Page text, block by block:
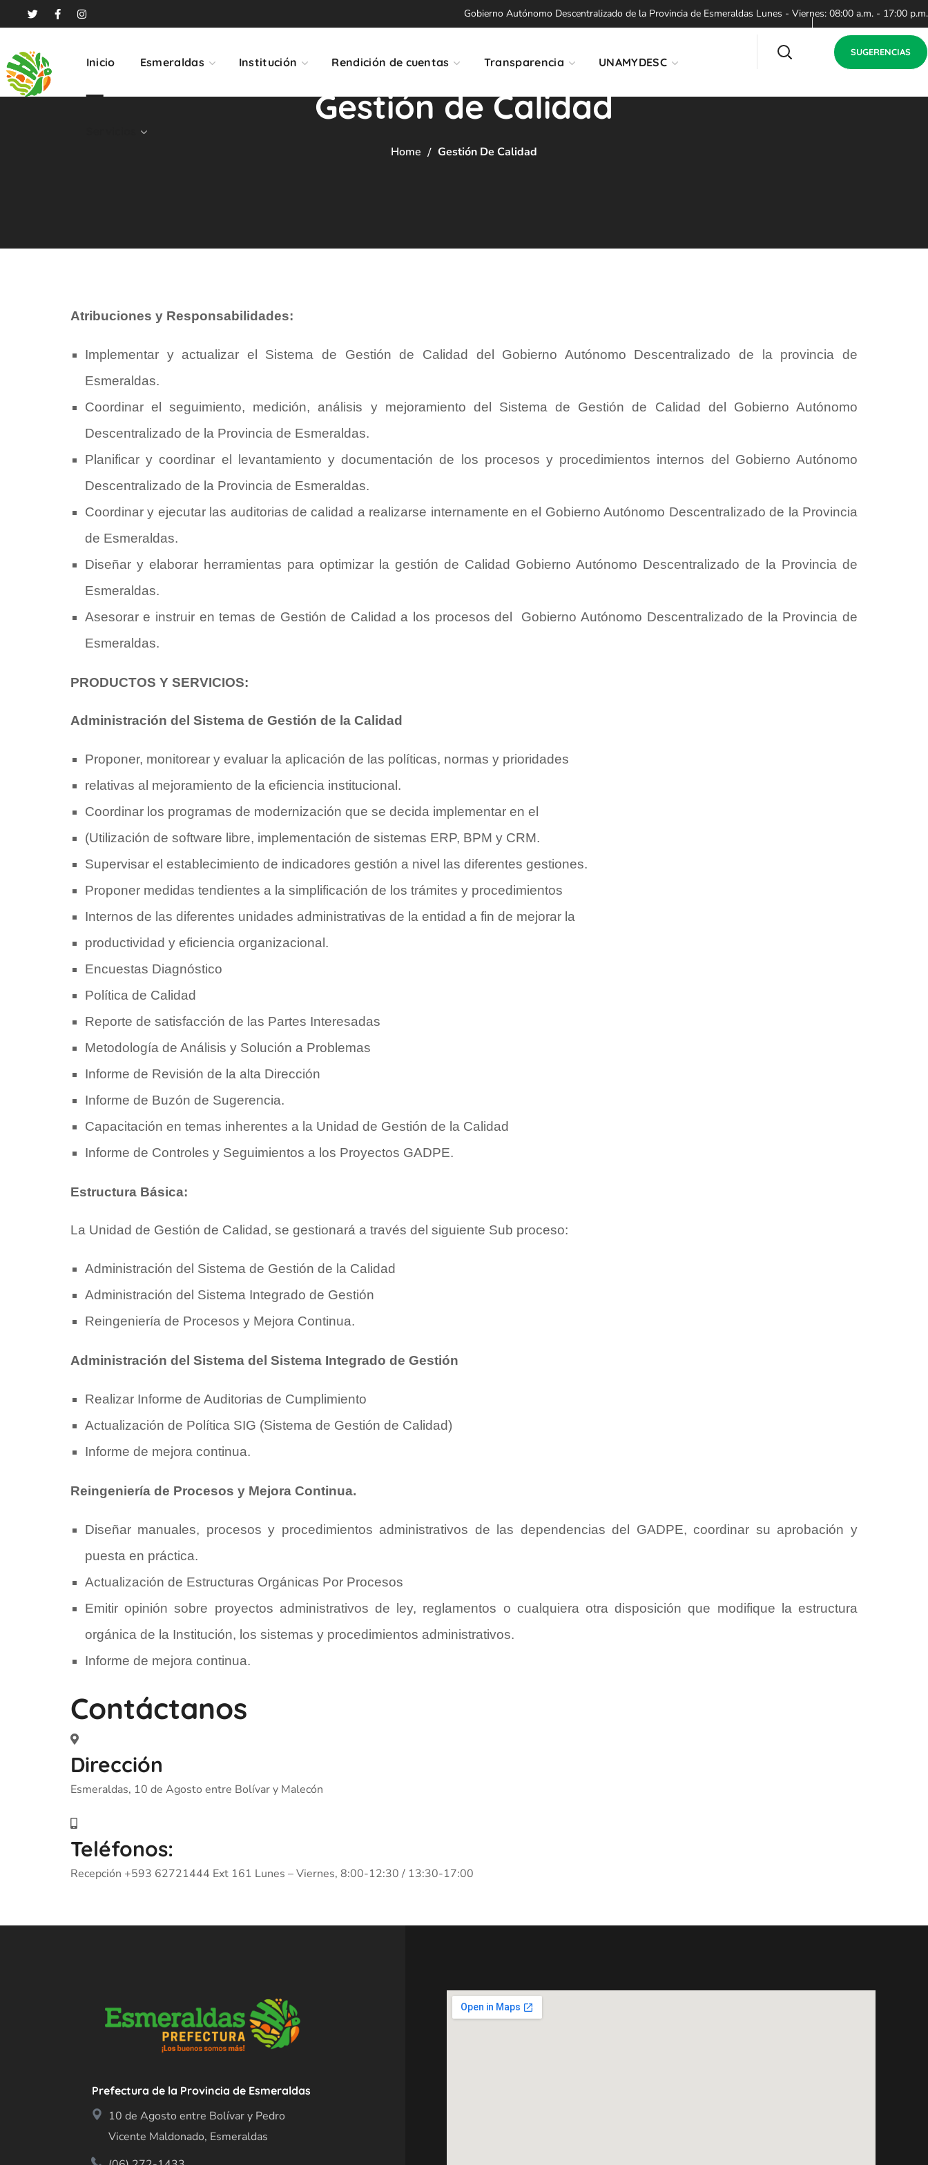
Gobierno Autónomo Descentralizado de la Provincia de Esmeraldas Lunes - Viernes: 08:00 a.m. - 17:00 p.m.
Inicio Esmeraldas Institución Rendición de cuentas Transparencia UNAMYDESC
SUGERENCIAS
Gestión de Calidad
Home Gestión De Calidad
Atribuciones y Responsabilidades:
Implementar y actualizar el Sistema de Gestión de Calidad del Gobierno Autónomo Descentralizado de la provincia de
Esmeraldas.
Coordinar el seguimiento, medición, análisis y mejoramiento del Sistema de Gestión de Calidad del Gobierno Autónomo
Descentralizado de la Provincia de Esmeraldas.
Planificar y coordinar el levantamiento y documentación de los procesos y procedimientos internos del Gobierno Autónomo
Descentralizado de la Provincia de Esmeraldas.
Coordinar y ejecutar las auditorias de calidad a realizarse internamente en el Gobierno Autónomo Descentralizado de la Provincia
de Esmeraldas.
Diseñar y elaborar herramientas para optimizar la gestión de Calidad Gobierno Autónomo Descentralizado de la Provincia de
Esmeraldas.
Asesorar e instruir en temas de Gestión de Calidad a los procesos del Gobierno Autónomo Descentralizado de la Provincia de
Esmeraldas.
PRODUCTOS Y SERVICIOS:
Administración del Sistema de Gestión de la Calidad
Proponer, monitorear y evaluar la aplicación de las políticas, normas y prioridades
relativas al mejoramiento de la eficiencia institucional.
Coordinar los programas de modernización que se decida implementar en el
(Utilización de software libre, implementación de sistemas ERP, BPM y CRM.
Supervisar el establecimiento de indicadores gestión a nivel las diferentes gestiones.
Proponer medidas tendientes a la simplificación de los trámites y procedimientos
Internos de las diferentes unidades administrativas de la entidad a fin de mejorar la
productividad y eficiencia organizacional.
Encuestas Diagnóstico
Política de Calidad
Reporte de satisfacción de las Partes Interesadas
Metodología de Análisis y Solución a Problemas
Informe de Revisión de la alta Dirección
Informe de Buzón de Sugerencia.
Capacitación en temas inherentes a la Unidad de Gestión de la Calidad
Informe de Controles y Seguimientos a los Proyectos GADPE.
Estructura Básica:
La Unidad de Gestión de Calidad, se gestionará a través del siguiente Sub proceso:
Administración del Sistema de Gestión de la Calidad
Administración del Sistema Integrado de Gestión
Reingeniería de Procesos y Mejora Continua.
Administración del Sistema del Sistema Integrado de Gestión
Realizar Informe de Auditorias de Cumplimiento
Actualización de Política SIG (Sistema de Gestión de Calidad)
Informe de mejora continua.
Reingeniería de Procesos y Mejora Continua.
Diseñar manuales, procesos y procedimientos administrativos de las dependencias del GADPE, coordinar su aprobación y
puesta en práctica.
Actualización de Estructuras Orgánicas Por Procesos
Emitir opinión sobre proyectos administrativos de ley, reglamentos o cualquiera otra disposición que modifique la estructura
orgánica de la Institución, los sistemas y procedimientos administrativos.
Informe de mejora continua.
Contáctanos
Dirección
Esmeraldas, 10 de Agosto entre Bolívar y Malecón
Teléfonos:
Recepción +593 62721444 Ext 161 Lunes – Viernes, 8:00-12:30 / 13:30-17:00
Prefectura de la Provincia de Esmeraldas
10 de Agosto entre Bolívar y Pedro
Vicente Maldonado, Esmeraldas